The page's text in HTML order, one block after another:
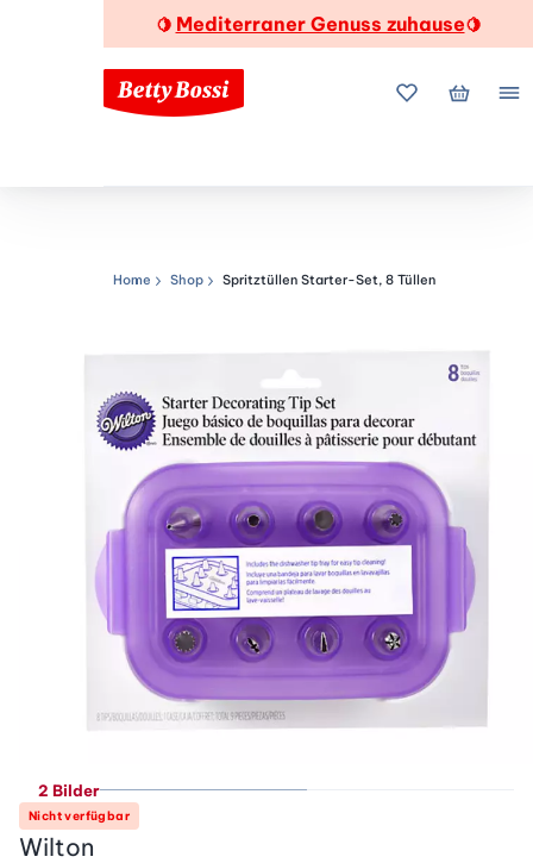
🍋 Mediterraner Genuss zuhause🍋
MeineMein
Navigationspfad
Home Shop Spritztüllen Starter-Set, 8 Tüllen
2 Bilder
Nicht verfügbar
Wilton